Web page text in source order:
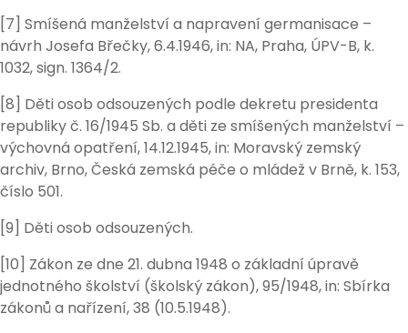
[7] Smíšená manželství a napravení germanisace –
návrh Josefa Břečky, 6.4.1946, in: NA, Praha, ÚPV-B, k.
1032, sign. 1364/2.
[8] Děti osob odsouzených podle dekretu presidenta
republiky č. 16/1945 Sb. a děti ze smíšených manželství –
výchovná opatření, 14.12.1945, in: Moravský zemský
archiv, Brno, Česká zemská péče o mládež v Brně, k. 153,
číslo 501.
[9] Děti osob odsouzených.
[10] Zákon ze dne 21. dubna 1948 o základní úpravě
jednotného školství (školský zákon), 95/1948, in: Sbírka
zákonů a nařízení, 38 (10.5.1948).